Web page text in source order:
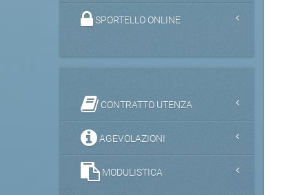
SPORTELLO ONLINE
CONTRATTO UTENZA
AGEVOLAZIONI
MODULISTICA